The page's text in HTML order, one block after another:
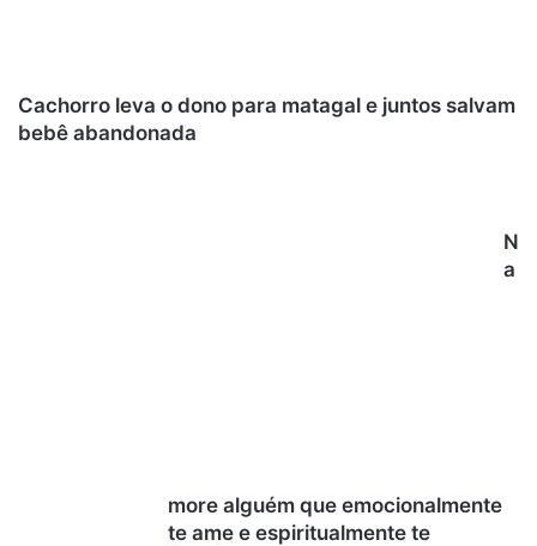
Cachorro leva o dono para matagal e juntos salvam
bebê abandonada
N
a
more alguém que emocionalmente
te ame e espiritualmente te